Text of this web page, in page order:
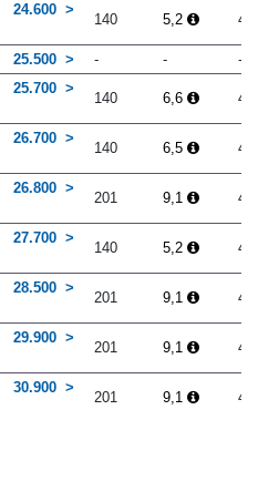
24.600
140 5,2
25.500 - -
-
25.700
140 6,6
26.700
140 6,5
26.800
201 9,1
27.700
140 5,2
28.500
201 9,1
29.900
201 9,1
30.900
201 9,1